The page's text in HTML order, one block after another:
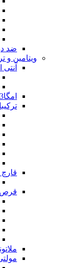
ضد
ویتامین و
امگا3 و روغن ماهی
قارچ